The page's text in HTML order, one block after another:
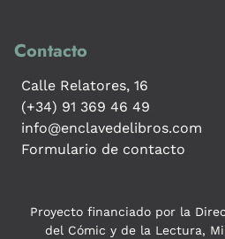
Contacto
Calle Relatores, 16
(+34) 91 369 46 49
info@enclavedelibros.com
Formulario de contacto
Proyecto financiado por la
del Cómic y de la Lectura,